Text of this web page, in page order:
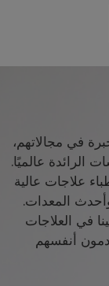
في مجالاتهم،
الرائدة عالميًا.
علاجات عالية
المعدات.
في العلاجات
أنفسهم